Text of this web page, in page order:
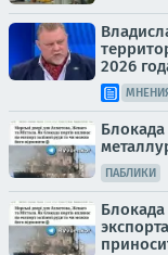
2026
ПАБЛИКИ